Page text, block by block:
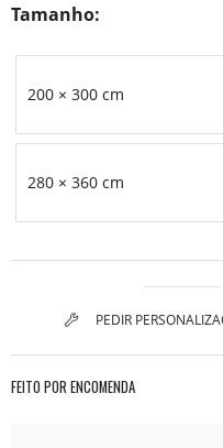
Tamanho:
200 × 300 cm
280 × 360 cm
PEDIR
FEITO POR ENCOMENDA